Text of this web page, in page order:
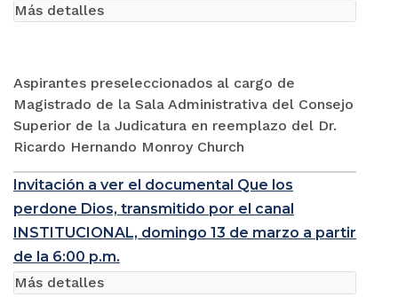
Aspirantes preseleccionados al cargo de
Magistrado de la Sala Administrativa del Consejo
Superior de la Judicatura en reemplazo del Dr.
Ricardo Hernando Monroy Church
Más detalles
Invitación a ver el documental Que los
perdone Dios, transmitido por el canal
INSTITUCIONAL, domingo 13 de marzo a partir
de la 6:00 p.m.
Más detalles